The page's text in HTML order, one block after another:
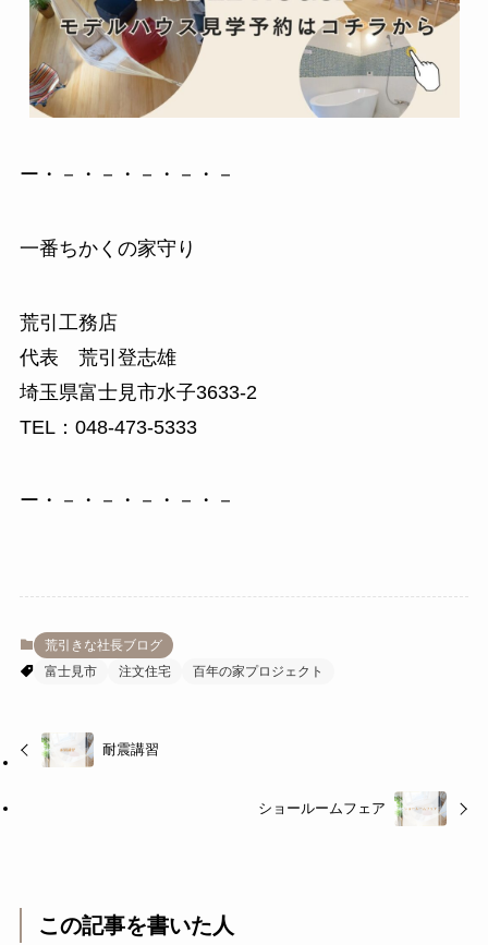
ー・－・－・－・－・－
一番ちかくの家守り
荒引工務店
代表 荒引登志雄
埼玉県富士見市水子3633-2
TEL：048-473-5333
ー・－・－・－・－・－
荒引きな社長ブログ
富士見市
注文住宅 百年の家プロジェクト
耐震講習
ショールームフェア
この記事を書いた人